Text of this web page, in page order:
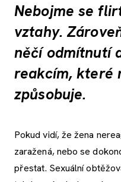
Nebojme se
vztahy.
něčí odmítnutí
reakcím, které
způsobuje.
Pokud vidí, že žena
zaražená, nebo se
přestat. Sexuální